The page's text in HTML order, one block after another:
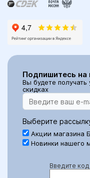
Подпишитесь на
Вы будете
скидках
Выберите
Акции магазина
Новинки нашего
Введите код